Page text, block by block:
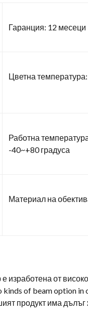
Гаранция: 12 месеци
Цветна
Работна
-40~+80 градуса
Материал на
от
kinds of beam option in
продукт има дълъг